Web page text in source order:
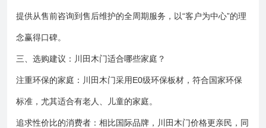
提供从售前咨询到售后维护的全周期服务，以“客户为中心”的理
念赢得口碑。
三、选购建议：川田木门适合哪些家庭？
注重环保的家庭：川田木门采用E0级环保板材，符合国家环保
标准，尤其适合有老人、儿童的家庭。
追求性价比的消费者：相比国际品牌，川田木门价格更亲民，同